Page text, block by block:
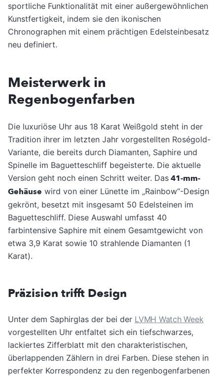
sportliche Funktionalität mit einer außergewöhnlichen
Kunstfertigkeit, indem sie den ikonischen
Chronographen mit einem prächtigen Edelsteinbesatz
neu definiert.
Meisterwerk in
Regenbogenfarben
Die luxuriöse Uhr aus 18 Karat Weißgold steht in der
Tradition ihrer im letzten Jahr vorgestellten Roségold-
Variante, die bereits durch Diamanten, Saphire und
Spinelle im Baguetteschliff begeisterte. Die aktuelle
Version geht noch einen Schritt weiter. Das 41-mm-
Gehäuse wird von einer Lünette im „Rainbow“-Design
gekrönt, besetzt mit insgesamt 50 Edelsteinen im
Baguetteschliff. Diese Auswahl umfasst 40
farbintensive Saphire mit einem Gesamtgewicht von
etwa 3,9 Karat sowie 10 strahlende Diamanten (1
Karat).
Präzision trifft Design
Unter dem Saphirglas der bei der LVMH Watch Week
vorgestellten Uhr entfaltet sich ein tiefschwarzes,
lackiertes Zifferblatt mit den charakteristischen,
überlappenden Zählern in drei Farben. Diese stehen in
perfekter Korrespondenz zu den regenbogenfarbenen